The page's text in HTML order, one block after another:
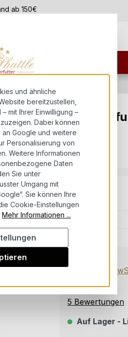
ab 150€
Hunde
Preise inkl.
5 Bewertungen
Auf Lager -
und ähnliche
bereitzustellen,
mit Ihrer Einwilligung –
Dabei können
Google und weitere
Personalisierung von
Weitere Informationen
Daten
Sie unter
Umgang mit
Sie können Ihre
Cookie-Einstellungen
Mehr Informationen ...